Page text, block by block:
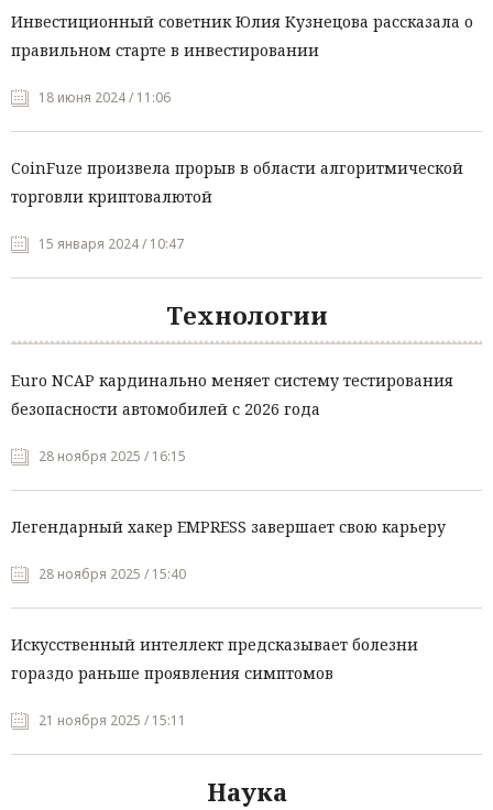
Инвестиционный советник Юлия Кузнецова рассказала о
правильном старте в инвестировании
18 июня 2024 / 11:06
CoinFuze произвела прорыв в области алгоритмической
торговли криптовалютой
15 января 2024 / 10:47
Технологии
Euro NCAP кардинально меняет систему тестирования
безопасности автомобилей с 2026 года
28 ноября 2025 / 16:15
Легендарный хакер EMPRESS завершает свою карьеру
28 ноября 2025 / 15:40
Искусственный интеллект предсказывает болезни
гораздо раньше проявления симптомов
21 ноября 2025 / 15:11
Наука